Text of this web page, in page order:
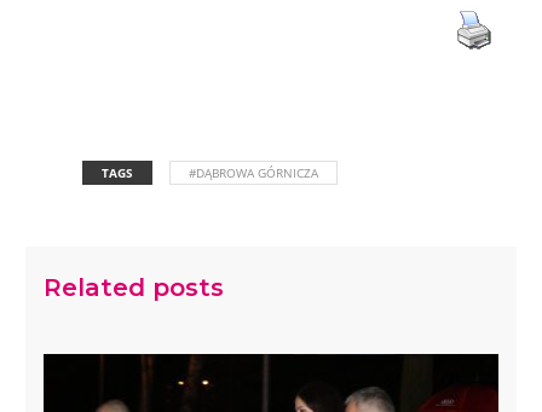
TAGS #DĄBROWA GÓRNICZA
Related posts